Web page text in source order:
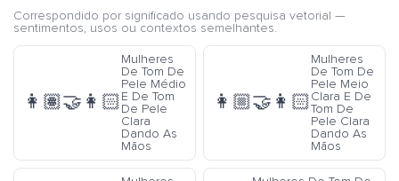
Correspondido por significado usando pesquisa vetorial —
sentimentos, usos ou contextos semelhantes.
👩🏽‍🤝‍👩🏻
Mulheres
De Tom De
Pele Médio
E De Tom
De Pele
Clara
Dando As
Mãos
👩🏼‍🤝‍👩🏻
Mulheres
De Tom De
Pele Meio
Clara E De
Tom De
Pele Clara
Dando As
Mãos